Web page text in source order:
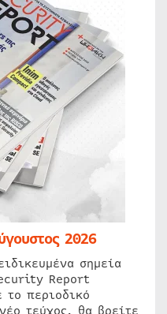
2026
σημεία
Report
το περιοδικό